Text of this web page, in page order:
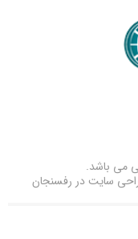
می باشد.
سایت در رفسنجان